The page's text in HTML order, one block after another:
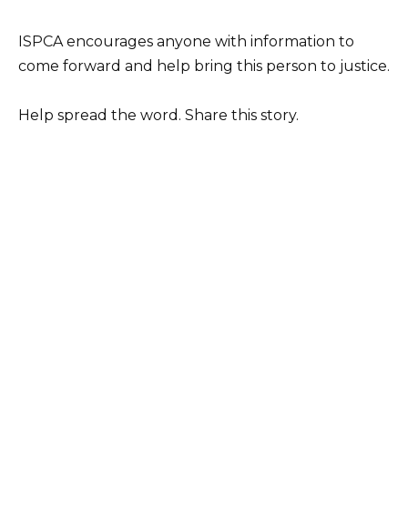
ISPCA encourages anyone with information to
come forward and help bring this person to justice.
Help spread the word. Share this story.